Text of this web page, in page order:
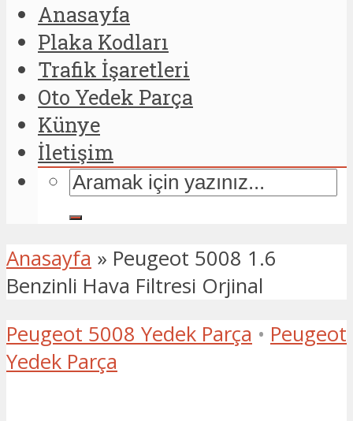
Anasayfa
Plaka Kodları
Trafik İşaretleri
Oto Yedek Parça
Künye
İletişim
Anasayfa » Peugeot 5008 1.6
Benzinli Hava Filtresi Orjinal
Peugeot 5008 Yedek Parça • Peugeot
Yedek Parça